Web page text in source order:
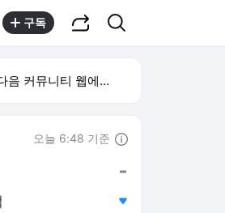
구독
뮤니티 웹에서 보기
오늘 6:48 기준